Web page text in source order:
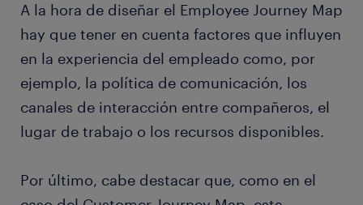
A la hora de diseñar el Employee Journey Map
hay que tener en cuenta factores que influyen
en la experiencia del empleado como, por
ejemplo, la política de comunicación, los
canales de interacción entre compañeros, el
lugar de trabajo o los recursos disponibles.
Por último, cabe destacar que, como en el